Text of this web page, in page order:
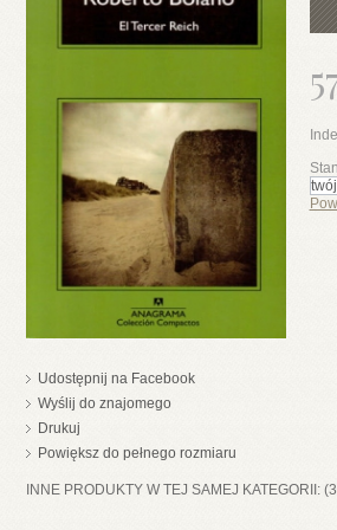
Udostępnij na Facebook
Wyślij do znajomego
Drukuj
Powiększ do pełnego rozmiaru
INNE PRODUKTY W TEJ SAMEJ KATEGORII: